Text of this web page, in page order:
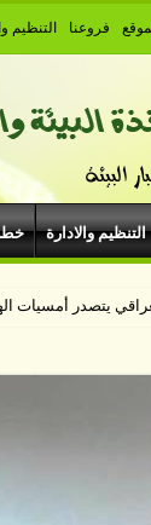
فروعنا التنظيم
التنظيم والادارة
يتصدر أمسيات